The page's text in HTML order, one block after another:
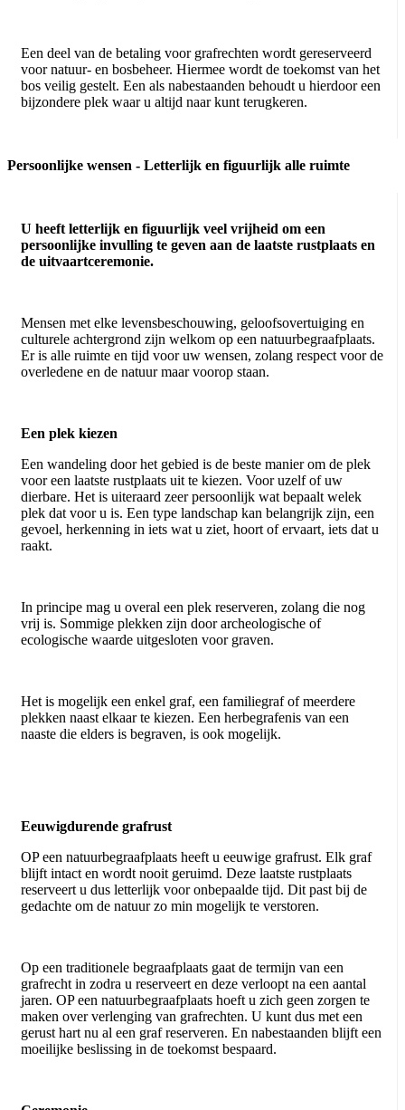
Een deel van de betaling voor grafrechten wordt gereserveerd
voor natuur- en bosbeheer. Hiermee wordt de toekomst van het
bos veilig gestelt. Een als nabestaanden behoudt u hierdoor een
bijzondere plek waar u altijd naar kunt terugkeren.
Persoonlijke wensen - Letterlijk en figuurlijk alle ruimte
U heeft letterlijk en figuurlijk veel vrijheid om een
persoonlijke invulling te geven aan de laatste rustplaats en
de uitvaartceremonie.
Mensen met elke levensbeschouwing, geloofsovertuiging en
culturele achtergrond zijn welkom op een natuurbegraafplaats.
Er is alle ruimte en tijd voor uw wensen, zolang respect voor de
overledene en de natuur maar voorop staan.
Een plek kiezen
Een wandeling door het gebied is de beste manier om de plek
voor een laatste rustplaats uit te kiezen. Voor uzelf of uw
dierbare. Het is uiteraard zeer persoonlijk wat bepaalt welek
plek dat voor u is. Een type landschap kan belangrijk zijn, een
gevoel, herkenning in iets wat u ziet, hoort of ervaart, iets dat u
raakt.
In principe mag u overal een plek reserveren, zolang die nog
vrij is. Sommige plekken zijn door archeologische of
ecologische waarde uitgesloten voor graven.
Het is mogelijk een enkel graf, een familiegraf of meerdere
plekken naast elkaar te kiezen. Een herbegrafenis van een
naaste die elders is begraven, is ook mogelijk.
Eeuwigdurende grafrust
OP een natuurbegraafplaats heeft u eeuwige grafrust. Elk graf
blijft intact en wordt nooit geruimd. Deze laatste rustplaats
reserveert u dus letterlijk voor onbepaalde tijd. Dit past bij de
gedachte om de natuur zo min mogelijk te verstoren.
Op een traditionele begraafplaats gaat de termijn van een
grafrecht in zodra u reserveert en deze verloopt na een aantal
jaren. OP een natuurbegraafplaats hoeft u zich geen zorgen te
maken over verlenging van grafrechten. U kunt dus met een
gerust hart nu al een graf reserveren. En nabestaanden blijft een
moeilijke beslissing in de toekomst bespaard.